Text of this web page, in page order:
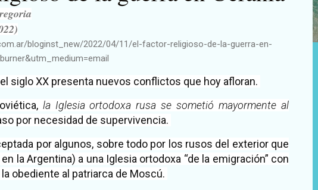
bloginst_new/2022/04/11/el-factor-religioso-de-la-guerra-en-
siglo XX presenta nuevos conflictos que hoy afloran.
la Iglesia ortodoxa rusa se sometió mayormente al
por necesidad de supervivencia.
por algunos, sobre todo por los rusos del exterior que
la Argentina) a una Iglesia ortodoxa “de la emigración” con
obediente al patriarca de Moscú.